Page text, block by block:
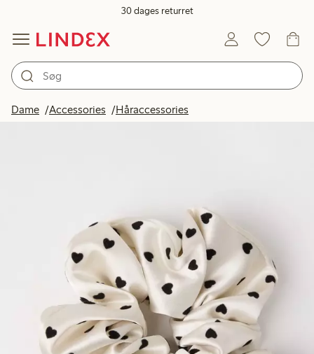
30 dages returret
Dame Accessories Håraccessories